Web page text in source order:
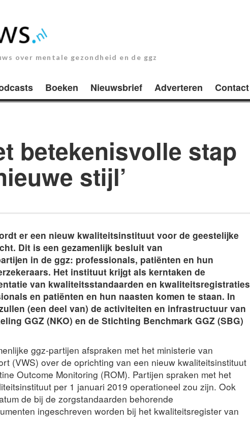
over mentale gezondheid en de ggz
Boeken Nieuwsbrief Adverteren Contact
betekenisvolle stap
stijl’
er een nieuw kwaliteitsinstituut voor de geestelijke
Dit is een gezamenlijk besluit van
in de ggz: professionals, patiënten en hun
Het instituut krijgt als kerntaken de
van kwaliteitsstandaarden en kwaliteitsregistraties
en patiënten en hun naasten komen te staan. In
(een deel van) de activiteiten en infrastructuur van
GGZ (NKO) en de Stichting Benchmark GGZ (SBG)
ggz-partijen afspraken met het ministerie van
(VWS) over de oprichting van een nieuw kwaliteitsinstituut
Outcome Monitoring (ROM). Partijen spraken met het
per 1 januari 2019 operationeel zou zijn. Ook
de bij de zorgstandaarden behorende
ingeschreven worden bij het kwaliteitsregister van